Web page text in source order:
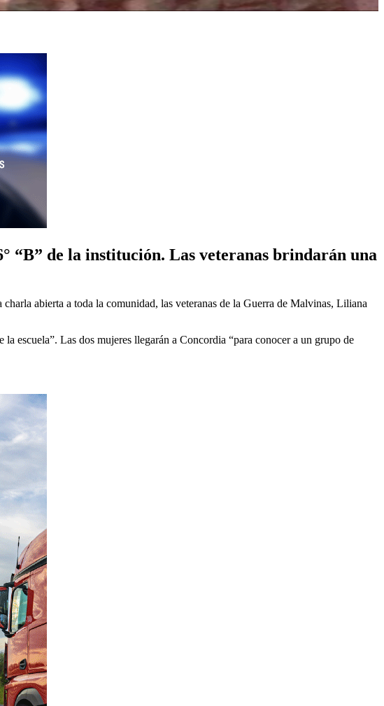
“B” de la institución. Las veteranas brindarán una
abierta a toda la comunidad, las veteranas de la Guerra de Malvinas, Liliana
escuela”. Las dos mujeres llegarán a Concordia “para conocer a un grupo de